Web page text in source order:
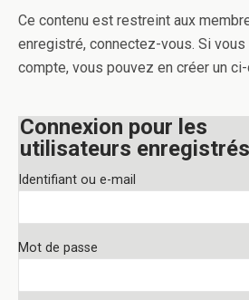
Ce contenu est restreint aux
enregistré, connectez-vous. Si vous
compte, vous pouvez en créer un
Connexion pour les
utilisateurs enregistrés
Identifiant ou e-mail
Mot de passe